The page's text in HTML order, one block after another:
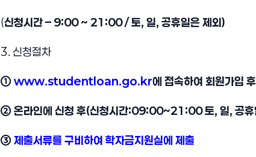
(신청시간 – 9:00 ~ 21:00 / 토, 일, 공휴일은 제외)
3. 신청절차
① www.studentloan.go.kr에 접속하여 회원가입
② 온라인에 신청 후(신청시간:09:00~21:00 토, 일, 공휴
③ 제출서류를 구비하여 학자금지원실에 제출